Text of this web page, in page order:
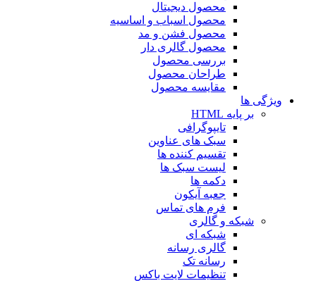
محصول دیجیتال
محصول اسباب و اساسیه
محصول فشن و مد
محصول گالری دار
بررسی محصول
طراحان محصول
مقایسه محصول
ویژگی ها
بر پایه HTML
تایپوگرافی
سبک های عناوین
تقسیم کننده ها
لیست سبک ها
دکمه ها
جعبه آیکون
فرم های تماس
شبکه و گالری
شبکه ای
گالری رسانه
رسانه تک
تنظیمات لایت باکس